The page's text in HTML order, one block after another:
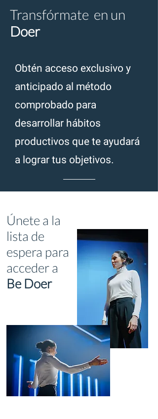
Transfórmate en un
Doer
Obtén acceso exclusivo y
anticipado al método
comprobado para
desarrollar hábitos
productivos que te ayudará
a lograr tus objetivos.
Únete a la
lista de
espera para
acceder a
Be Doer